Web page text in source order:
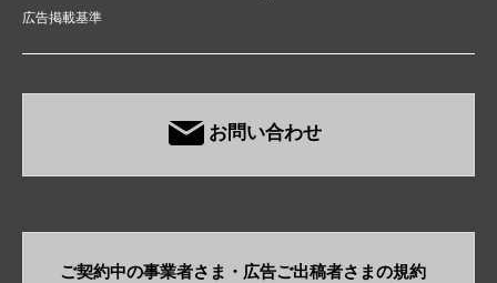
広告掲載基準
お問い合わせ
ご契約中の事業者さま・​広告ご出稿者さまの規約